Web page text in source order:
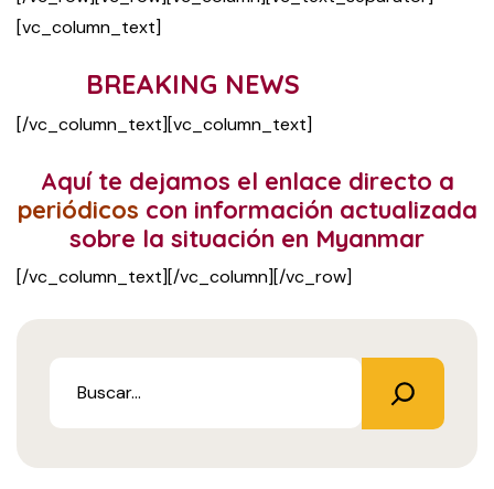
[vc_column_text]
BREAKING NEWS
[/vc_column_text][vc_column_text]
Aquí te dejamos el enlace directo a
periódicos con información actualizada
sobre la situación en Myanmar
[/vc_column_text][/vc_column][/vc_row]